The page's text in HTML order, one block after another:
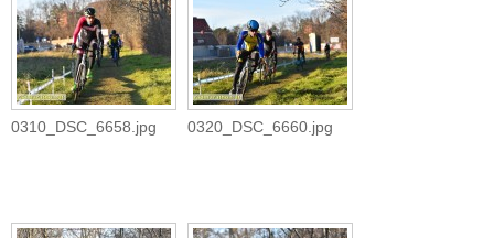
0310_DSC_6658.jpg 0320_DSC_6660.jpg